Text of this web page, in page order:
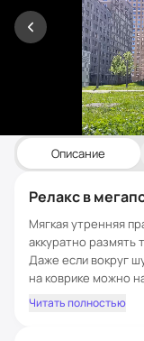
Описание
Релакс в
Мягкая утренняя
аккуратно размять
Даже если вокруг
на коврике можно
дыхания и
Читать полностью